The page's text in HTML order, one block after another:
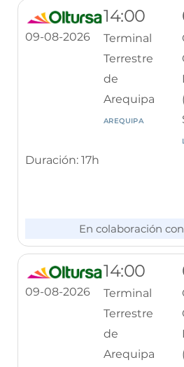
09-08-2026
14:00
Terminal
Terrestre
de
Arequipa
AREQUIPA
Duración: 17h
En colaboración
09-08-2026
14:00
Terminal
Terrestre
de
Arequipa